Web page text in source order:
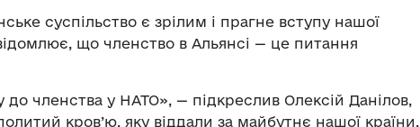
суспільство є зрілим і прагне вступу нашої
що членство в Альянсі — це питання
членства у НАТО», — підкреслив Олексій Данілов,
кров’ю, яку віддали за майбутнє нашої країни.